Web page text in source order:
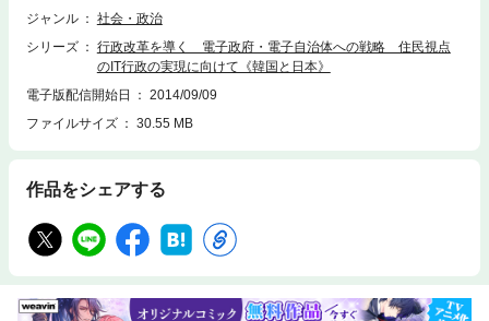
ジャンル
社会・政治
シリーズ
行政改革を導く 電子政府・電子自治体への戦略 住民視点
のIT行政の実現に向けて《韓国と日本》
電子版配信開始日
2014/09/09
ファイルサイズ
30.55 MB
作品をシェアする